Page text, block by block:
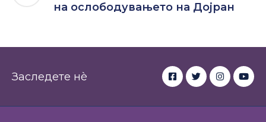
на ослободувањето на Дојран
Заследете нè